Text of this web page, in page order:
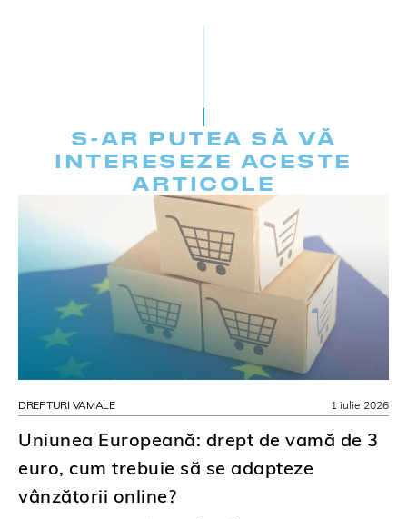
S-AR PUTEA SĂ VĂ
INTERESEZE ACESTE
ARTICOLE
DREPTURI VAMALE
Uniunea Europeană: drept de vamă de 3
euro, cum trebuie să se adapteze
vânzătorii online?
1 iulie 2026